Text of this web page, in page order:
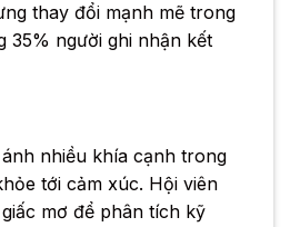
thay đổi mạnh mẽ trong
35% người ghi nhận kết
nhiều khía cạnh trong
tới cảm xúc. Hội viên
mơ để phân tích kỹ